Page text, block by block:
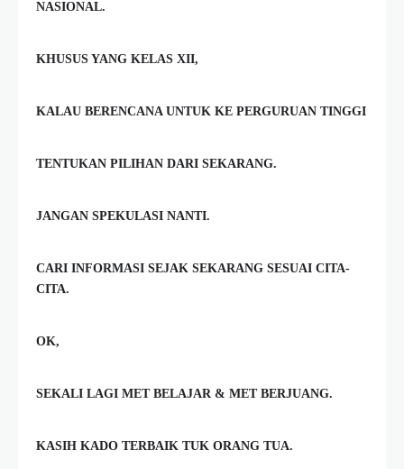
NASIONAL.
KHUSUS YANG KELAS XII,
KALAU BERENCANA UNTUK KE PERGURUAN TINGGI
TENTUKAN PILIHAN DARI SEKARANG.
JANGAN SPEKULASI NANTI.
CARI INFORMASI SEJAK SEKARANG SESUAI CITA-
CITA.
OK,
SEKALI LAGI MET BELAJAR & MET BERJUANG.
KASIH KADO TERBAIK TUK ORANG TUA.